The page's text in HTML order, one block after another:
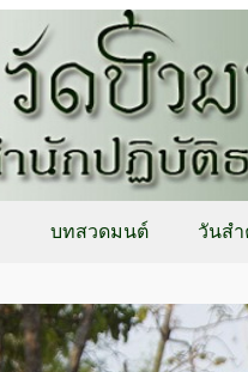
บทสวดมนต์ วันส